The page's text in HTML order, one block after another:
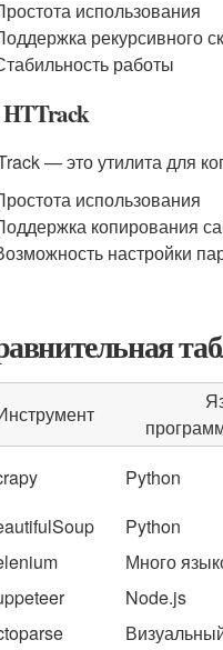
использования
рекурсивного
работы
HTTrack
— это утилита для
использования
копирования
настройки
Python
Python
Много
Node.js